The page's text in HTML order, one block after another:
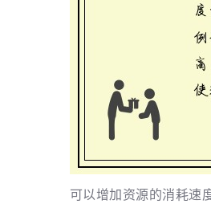
可以增加资源的消耗速